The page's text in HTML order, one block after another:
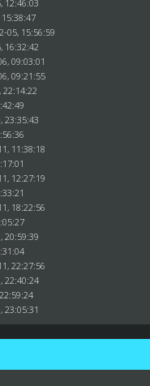
12:46:03
05, 15:56:59
16:32:42
09:03:01
09:21:55
22:14:22
23:35:43
11:38:18
12:27:19
18:22:56
20:59:39
22:27:56
22:40:24
23:05:31